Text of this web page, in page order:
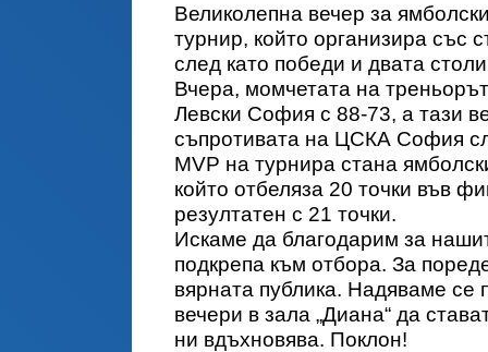
Великолепна вечер за
турнир, който организира
след като победи и двата
Вчера, момчетата на
Левски София с 88-73, а тази
съпротивата на ЦСКА София
MVP на турнира стана
който отбеляза 20 точки във
резултатен с 21 точки.
Искаме да благодарим за
подкрепа към отбора. За
вярната публика. Надяваме се
вечери в зала „Диана“ да
ни вдъхновява. Поклон!